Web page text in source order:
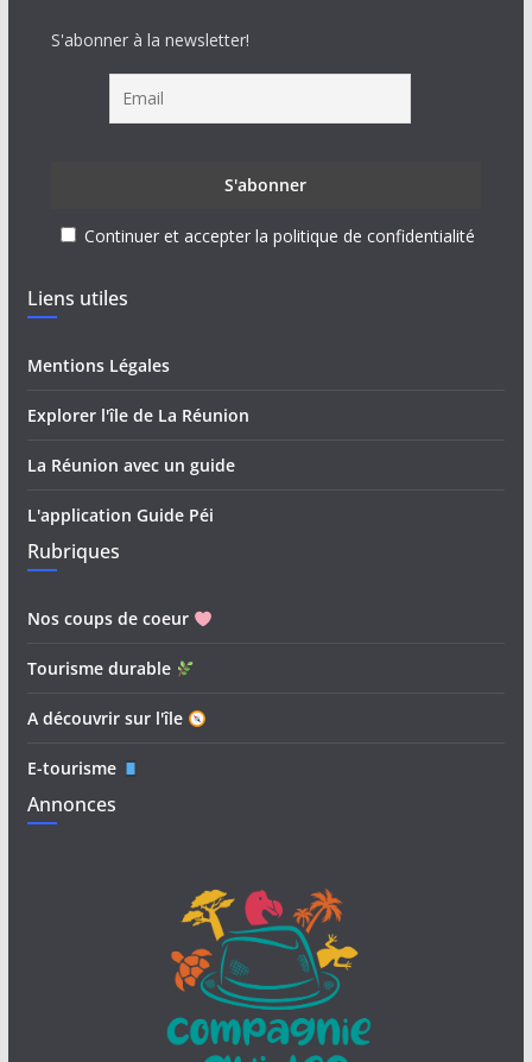
S'abonner à la newsletter!
Continuer et accepter la politique de confidentialité
Liens utiles
Mentions Légales
Explorer l'île de La Réunion
La Réunion avec un guide
L'application Guide Péi
Rubriques
Nos coups de coeur
Tourisme durable
A découvrir sur l'île
E-tourisme
Annonces